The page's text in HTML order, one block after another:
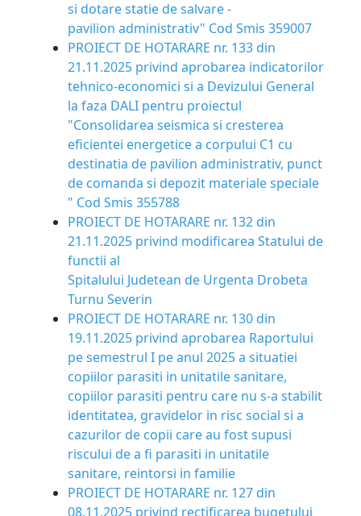
si dotare statie de salvare -
pavilion administrativ" Cod Smis 359007
PROIECT DE HOTARARE nr. 133 din
21.11.2025 privind aprobarea indicatorilor
tehnico-economici si a Devizului General
la faza DALI pentru proiectul
"Consolidarea seismica si cresterea
eficientei energetice a corpului C1 cu
destinatia de pavilion administrativ, punct
de comanda si depozit materiale speciale
" Cod Smis 355788
PROIECT DE HOTARARE nr. 132 din
21.11.2025 privind modificarea Statului de
functii al
Spitalului Judetean de Urgenta Drobeta
Turnu Severin
PROIECT DE HOTARARE nr. 130 din
19.11.2025 privind aprobarea Raportului
pe semestrul I pe anul 2025 a situatiei
copiilor parasiti in unitatile sanitare,
copiilor parasiti pentru care nu s-a stabilit
identitatea, gravidelor in risc social si a
cazurilor de copii care au fost supusi
riscului de a fi parasiti in unitatile
sanitare, reintorsi in familie
PROIECT DE HOTARARE nr. 127 din
08.11.2025 privind rectificarea bugetului